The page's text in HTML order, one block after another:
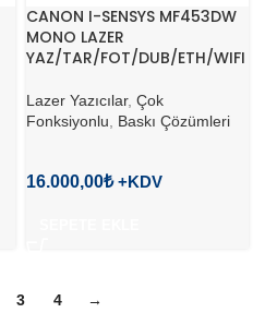
CANON I-SENSYS MF453DW
MONO LAZER
YAZ/TAR/FOT/DUB/ETH/WIFI
Lazer Yazıcılar, Çok
Fonksiyonlu
Baskı Çözümleri
16.000,00₺
3 4 →